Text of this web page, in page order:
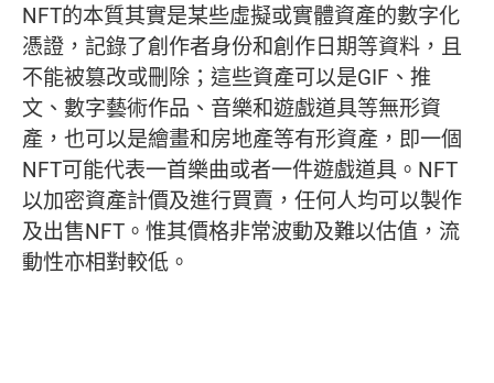
NFT的本質其實是某些虛擬或實體資產的數字化
憑證，記錄了創作者身份和創作日期等資料，且
不能被篡改或刪除；這些資產可以是GIF、推
文、數字藝術作品、音樂和遊戲道具等無形資
產，也可以是繪畫和房地產等有形資產，即一個
NFT可能代表一首樂曲或者一件遊戲道具。NFT
以加密資產計價及進行買賣，任何人均可以製作
及出售NFT。惟其價格非常波動及難以估值，流
動性亦相對較低。